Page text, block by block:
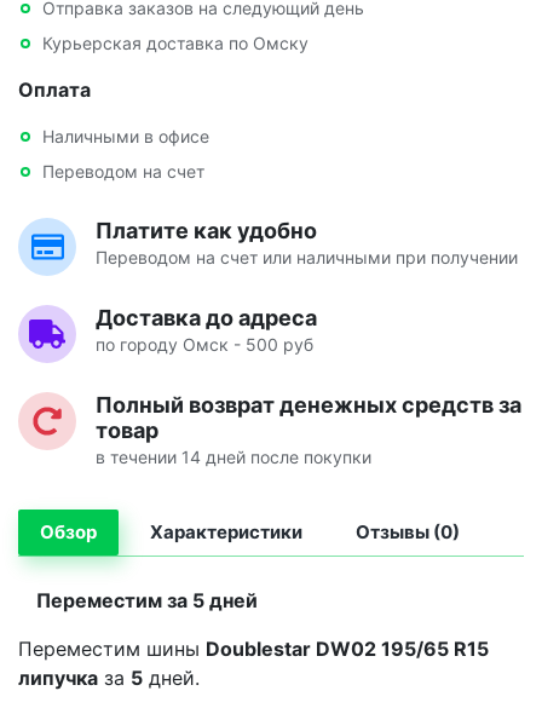
Отправка заказов на следующий день
Курьерская доставка по Омску
Оплата
Наличными в офисе
Переводом на счет
Платите как удобно
Переводом на счет или наличными при получении
Доставка до адреса
по городу Омск - 500 руб
Полный возврат денежных средств за
товар
в течении 14 дней после покупки
Обзор Характеристики Отзывы (0)
Переместим за 5 дней
Переместим шины Doublestar DW02 195/65 R15
липучка за 5 дней.